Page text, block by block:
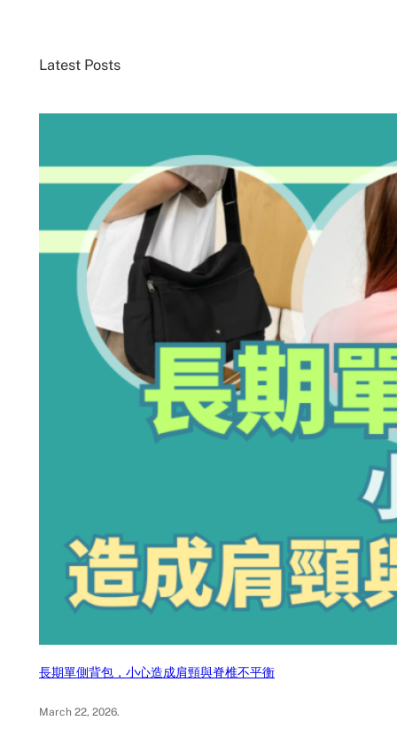
Latest Posts
長期單側背包，小心造成肩頸與脊椎不平衡
March 22, 2026.